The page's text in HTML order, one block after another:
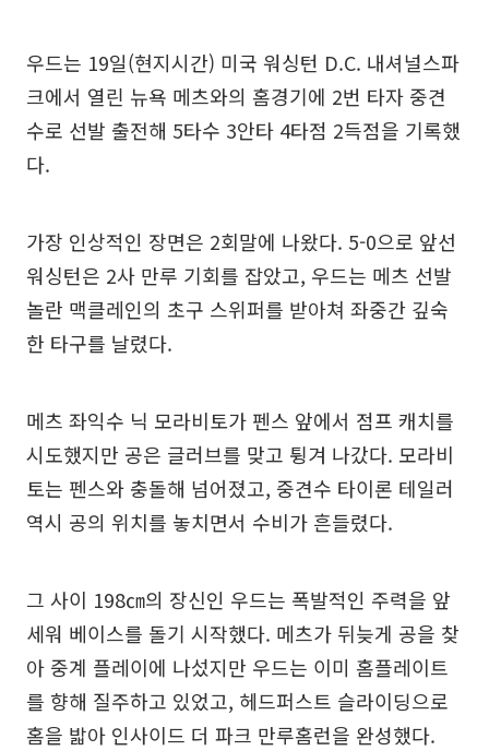
우드는 19일(현지시간) 미국 워싱턴 D.C. 내셔널스파
크에서 열린 뉴욕 메츠와의 홈경기에 2번 타자 중견
수로 선발 출전해 5타수 3안타 4타점 2득점을 기록했
다.
가장 인상적인 장면은 2회말에 나왔다. 5-0으로 앞선
워싱턴은 2사 만루 기회를 잡았고, 우드는 메츠 선발
놀란 맥클레인의 초구 스위퍼를 받아쳐 좌중간 깊숙
한 타구를 날렸다.
메츠 좌익수 닉 모라비토가 펜스 앞에서 점프 캐치를
시도했지만 공은 글러브를 맞고 튕겨 나갔다. 모라비
토는 펜스와 충돌해 넘어졌고, 중견수 타이론 테일러
역시 공의 위치를 놓치면서 수비가 흔들렸다.
그 사이 198㎝의 장신인 우드는 폭발적인 주력을 앞
세워 베이스를 돌기 시작했다. 메츠가 뒤늦게 공을 찾
아 중계 플레이에 나섰지만 우드는 이미 홈플레이트
를 향해 질주하고 있었고, 헤드퍼스트 슬라이딩으로
홈을 밟아 인사이드 더 파크 만루홈런을 완성했다.